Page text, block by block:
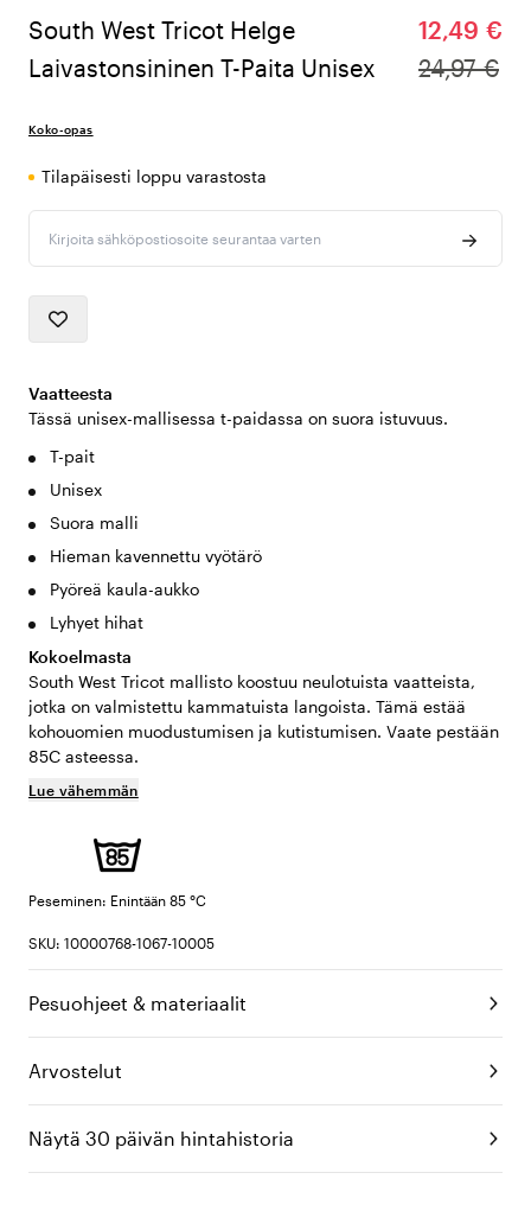
South West Tricot Helge
Laivastonsininen T-Paita Unisex
12,49 €
24,97 €
Koko-opas
Tilapäisesti loppu varastosta
Vaatteesta
Tässä unisex-mallisessa t-paidassa on suora istuvuus.
T-pait
Unisex
Suora malli
Hieman kavennettu vyötärö
Pyöreä kaula-aukko
Lyhyet hihat
Kokoelmasta
South West Tricot mallisto koostuu neulotuista vaatteista,
jotka on valmistettu kammatuista langoista. Tämä estää
kohouomien muodustumisen ja kutistumisen. Vaate pestään
85C asteessa.
Lue vähemmän
Peseminen: Enintään 85 °C
SKU: 10000768-1067-10005
Pesuohjeet & materiaalit
Arvostelut
Näytä 30 päivän hintahistoria